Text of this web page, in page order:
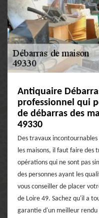
Antiquaire
professionnel qui
de débarras des
49330
Des travaux
les maisons, il faut faire des
opérations qui ne sont pas
des personnes ayant les
vous conseiller de placer
de Loire 49. Sachez qu'il a
garantie d'un meilleur rendu